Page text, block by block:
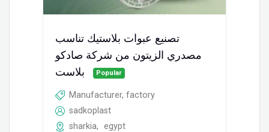
تصنيع عبوات بلاستيك تناسب
مصدري الزيتون من شركة صادكو
بلاست
Popular
Manufacturer, factory
sadkoplast
sharkia,
egypt